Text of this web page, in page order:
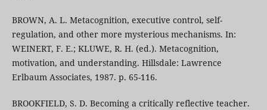
BROWN, A. L. Metacognition, executive control, self-
regulation, and other more mysterious mechanisms. In:
WEINERT, F. E.; KLUWE, R. H. (ed.). Metacognition,
motivation, and understanding. Hillsdale: Lawrence
Erlbaum Associates, 1987. p. 65-116.
BROOKFIELD, S. D. Becoming a critically reflective teacher.